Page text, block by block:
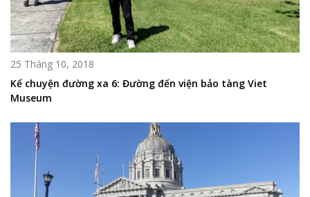
25 Tháng 10, 2018
Kể chuyện đường xa 6: Đường đến viện bảo tàng Viet
Museum